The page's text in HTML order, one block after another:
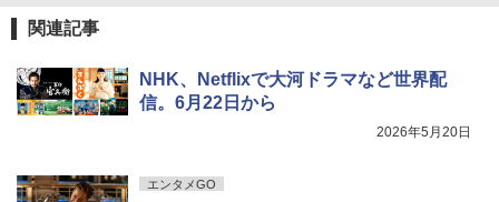
関連記事
NHK、Netflixで大河ドラマなど世界配
信。6月22日から
2026年5月20日
エンタメGO